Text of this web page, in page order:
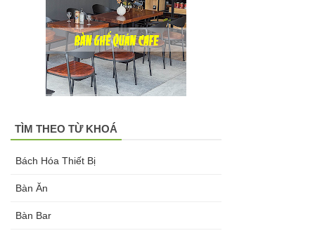
TÌM THEO TỪ KHOÁ
Bách Hóa Thiết Bị
Bàn Ăn
Bàn Bar